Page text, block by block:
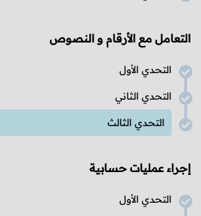
التعامل مع الأرقام و النصوص
التحدي الأول
التحدي الثاني
التحدي الثالث
إجراء عمليات حسابية
التحدي الأول